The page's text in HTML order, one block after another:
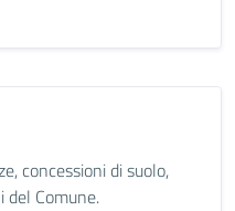
concessioni di suolo,
del Comune.